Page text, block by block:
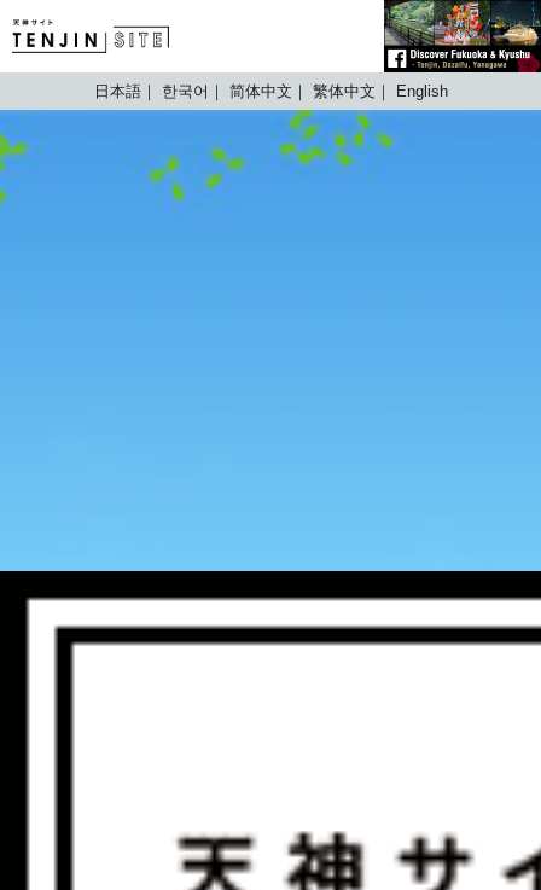
TENJIN SITE
日本語 한국어 简体中文 繁体中文 English